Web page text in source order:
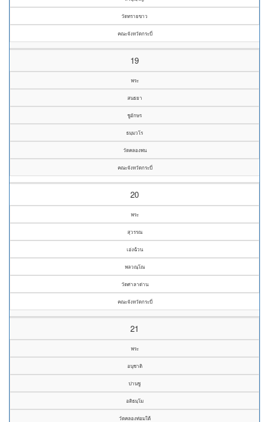
วัดทรายขาว
คณะจังหวัดกระบี่
19
พระ
สนธยา
ชูอักษร
ธมฺมวโร
วัดคลองพน
คณะจังหวัดกระบี่
20
พระ
สุวรรณ
เอ่งฉ้วน
พลวณฺโณ
วัดศาลาด่าน
คณะจังหวัดกระบี่
21
พระ
อนุชาติ
ปานชู
อติธมฺโม
วัดคลองท่อมใต้